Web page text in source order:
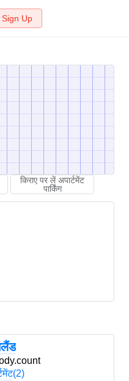
Sign Up
किराए पर लें अपार्टमेंट
पार्किंग
(2)